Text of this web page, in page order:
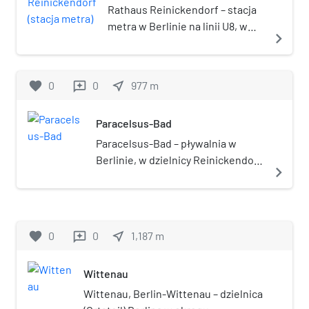
Północnej-Westfalii (Niemcy).
Rathaus Reinickendorf – stacja
metra w Berlinie na linii U8, w
administracyjnym
otwarta w 1994.
navigate_next
favorite 0 reviews 0 near_me 977 m
Paracelsus-Bad
Paracelsus-Bad – pływalnia w
Berlinie, w dzielnicy Reinickendorf,
Reinickendorf, przy ulicy
Nazwa jej pochodzi od
Paracelsusa, i została wybrana
przez jury, po nadesłaniu
navigate_next
favorite 0 reviews 0 near_me 1,187 m
Wittenau
Wittenau, Berlin-Wittenau – dzielnica